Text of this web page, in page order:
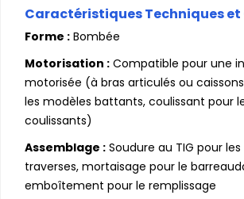
Caractéristiques Techniques
Forme : Bombée
Motorisation : Compatible pour une
motorisée (à bras articulés ou
les modèles battants, coulissant pour
coulissants)
Assemblage : Soudure au TIG pour
traverses, mortaisage pour le
emboîtement pour le remplissage